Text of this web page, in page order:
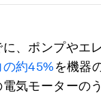
、ポンプやエ
約45%を機器
気モーターの